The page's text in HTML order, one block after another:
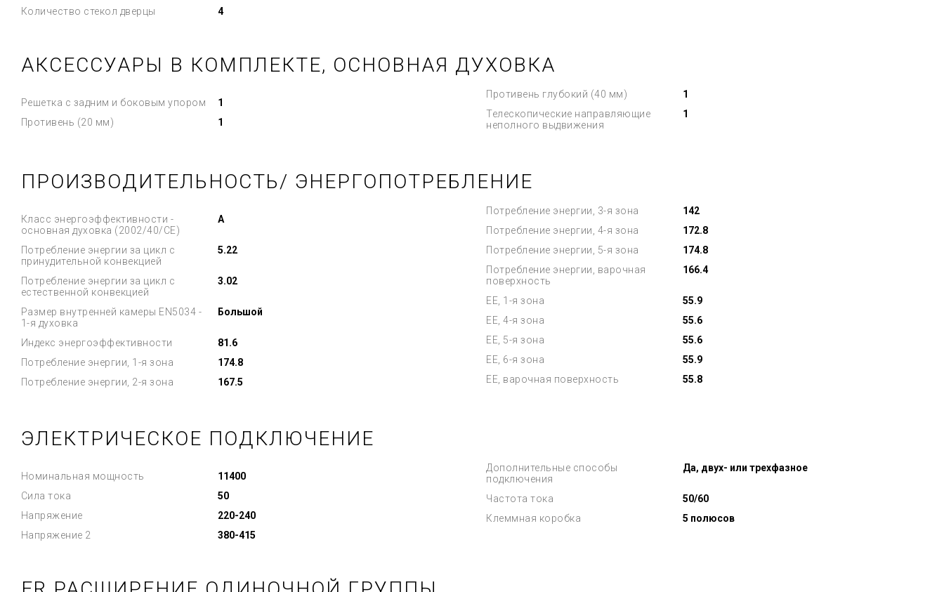
Количество стекол дверцы
4
АКСЕССУАРЫ В КОМПЛЕКТЕ, ОСНОВНАЯ ДУХОВКА
Решетка с задним и боковым упором
1
Противень (20 мм)
1
Противень глубокий (40 мм)
1
Телескопические направляющие
неполного выдвижения
1
ПРОИЗВОДИТЕЛЬНОСТЬ/ ЭНЕРГОПОТРЕБЛЕНИЕ
Класс энергоэффективности -
основная духовка (2002/40/CE)
A
Потребление энергии за цикл с
принудительной конвекцией
5.22
Потребление энергии за цикл с
естественной конвекцией
3.02
Размер внутренней камеры EN5034 -
1-я духовка
Большой
Индекс энергоэффективности
81.6
Потребление энергии, 1-я зона
174.8
Потребление энергии, 2-я зона
167.5
Потребление энергии, 3-я зона
142
Потребление энергии, 4-я зона
172.8
Потребление энергии, 5-я зона
174.8
Потребление энергии, варочная
поверхность
166.4
EE, 1-я зона
55.9
EE, 4-я зона
55.6
EE, 5-я зона
55.6
EE, 6-я зона
55.9
EE, варочная поверхность
55.8
ЭЛЕКТРИЧЕСКОЕ ПОДКЛЮЧЕНИЕ
Номинальная мощность
11400
Сила тока
50
Напряжение
220-240
Напряжение 2
380-415
Дополнительные способы
подключения
Да, двух- или трехфазное
Частота тока
50/60
Клеммная коробка
5 полюсов